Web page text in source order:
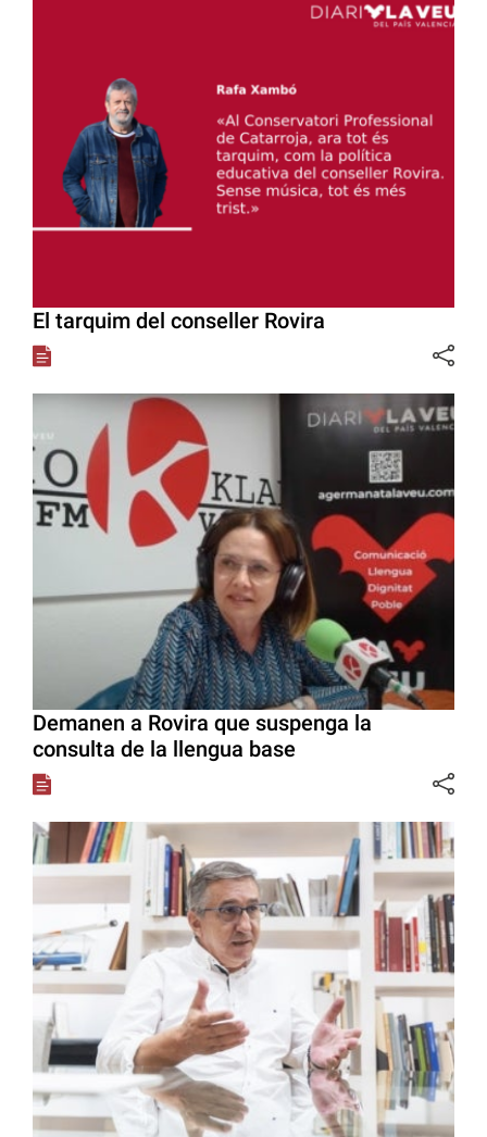
El tarquim del conseller Rovira
Demanen a Rovira que suspenga la
consulta de la llengua base